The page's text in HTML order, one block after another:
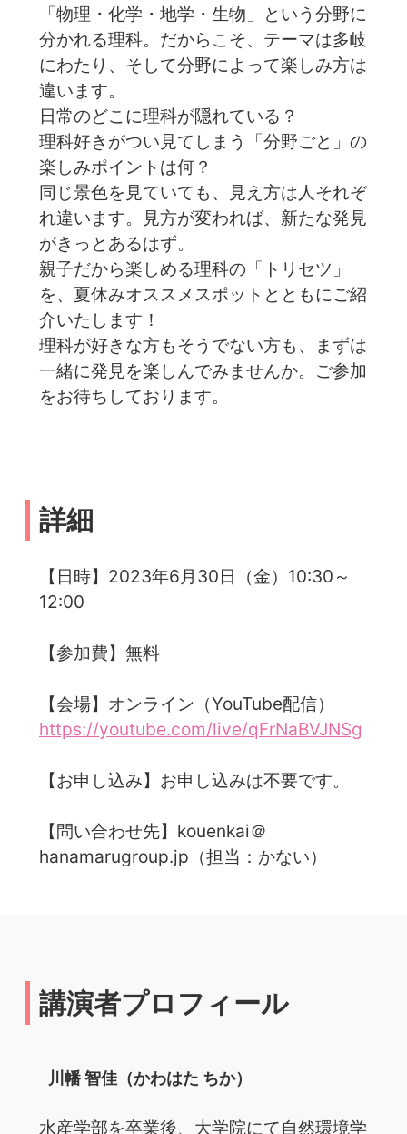
「物理・化学・地学・生物」という分野に
分かれる理科。だからこそ、テーマは多岐
にわたり、そして分野によって楽しみ方は
違います。
日常のどこに理科が隠れている？
理科好きがつい見てしまう「分野ごと」の
楽しみポイントは何？
同じ景色を見ていても、見え方は人それぞ
れ違います。見方が変われば、新たな発見
がきっとあるはず。
親子だから楽しめる理科の「トリセツ」
を、夏休みオススメスポットとともにご紹
介いたします！
理科が好きな方もそうでない方も、まずは
一緒に発見を楽しんでみませんか。ご参加
をお待ちしております。
詳細
【日時】2023年6月30日（金）10:30～
12:00
【参加費】無料
【会場】オンライン（YouTube配信）
https://youtube.com/live/qFrNaBVJNSg
【お申し込み】お申し込みは不要です。
【問い合わせ先】kouenkai＠
hanamarugroup.jp（担当：かない）
講演者プロフィール
川幡 智佳（かわはた ちか）
水産学部を卒業後、大学院にて自然環境学